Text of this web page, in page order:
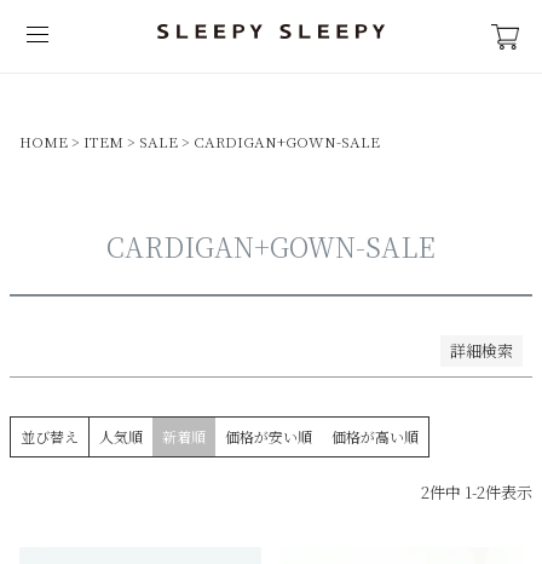
HOME ITEM SALE CARDIGAN+GOWN-SALE
CARDIGAN+GOWN-SALE
詳細検索
価格が安い順
キーワードヒット順
検索
並び替え 人気順 新着順 価格が安い順 価格が高い順
2件中 1-2件表示